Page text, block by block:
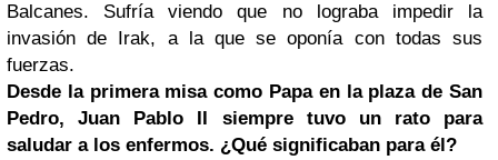
Balcanes. Sufría viendo que no lograba impedir la
invasión de Irak, a la que se oponía con todas sus
fuerzas.
Desde la primera misa como Papa en la plaza de San
Pedro, Juan Pablo II siempre tuvo un rato para
saludar a los enfermos. ¿Qué significaban para él?